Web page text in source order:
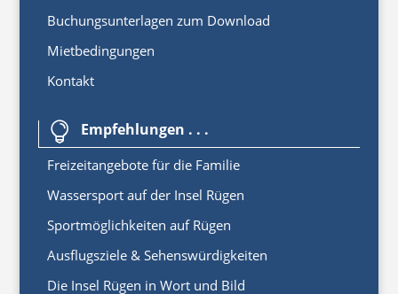
Buchungsunterlagen zum Download
Mietbedingungen
Kontakt
 Empfehlungen . . .
Freizeitangebote für die Familie
Wassersport auf der Insel Rügen
Sportmöglichkeiten auf Rügen
Ausflugsziele & Sehenswürdigkeiten
Die Insel Rügen in Wort und Bild